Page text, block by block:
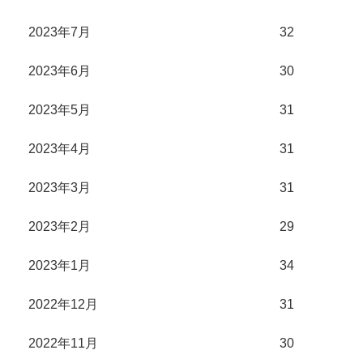
2023年7月 32
2023年6月 30
2023年5月 31
2023年4月 31
2023年3月 31
2023年2月 29
2023年1月 34
2022年12月 31
2022年11月 30